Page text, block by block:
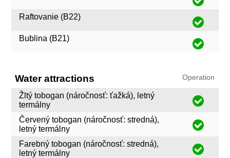
Raftovanie (B22)
Bublina (B21)
Water attractions Operation
Žltý tobogan (náročnosť: ťažká), letný
termálny
Červený tobogan (náročnosť: stredná),
letný termálny
Farebný tobogan (náročnosť: stredná),
letný termálny